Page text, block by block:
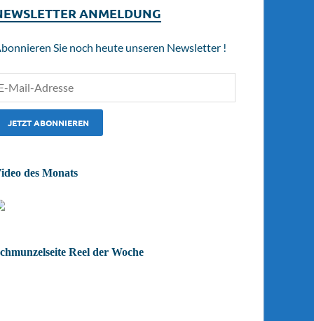
ANMELDUNG
Sie noch heute unseren Newsletter !
des Monats
Reel der Woche